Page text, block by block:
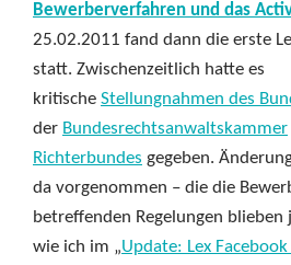
Bewerberverfahren und das
25.02.2011 fand dann die erste
statt. Zwischenzeitlich hatte es
kritische Stellungnahmen des
der Bundesrechtsanwaltskammer
Richterbundes gegeben.
da vorgenommen – die die
betreffenden Regelungen
wie ich im „Update: Lex